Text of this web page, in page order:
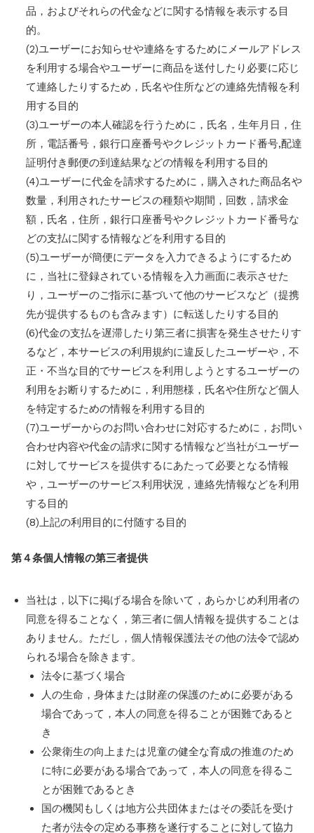
品，およびそれらの代金などに関する情報を表示する目
的。
(2)ユーザーにお知らせや連絡をするためにメールアドレス
を利用する場合やユーザーに商品を送付したり必要に応じ
て連絡したりするため，氏名や住所などの連絡先情報を利
用する目的
(3)ユーザーの本人確認を行うために，氏名，生年月日，住
所，電話番号，銀行口座番号やクレジットカード番号,配達
証明付き郵便の到達結果などの情報を利用する目的
(4)ユーザーに代金を請求するために，購入された商品名や
数量，利用されたサービスの種類や期間，回数，請求金
額，氏名，住所，銀行口座番号やクレジットカード番号な
どの支払に関する情報などを利用する目的
(5)ユーザーが簡便にデータを入力できるようにするため
に，当社に登録されている情報を入力画面に表示させた
り，ユーザーのご指示に基づいて他のサービスなど（提携
先が提供するものも含みます）に転送したりする目的
(6)代金の支払を遅滞したり第三者に損害を発生させたりす
るなど，本サービスの利用規約に違反したユーザーや，不
正・不当な目的でサービスを利用しようとするユーザーの
利用をお断りするために，利用態様，氏名や住所など個人
を特定するための情報を利用する目的
(7)ユーザーからのお問い合わせに対応するために，お問い
合わせ内容や代金の請求に関する情報など当社がユーザー
に対してサービスを提供するにあたって必要となる情報
や，ユーザーのサービス利用状況，連絡先情報などを利用
する目的
(8)上記の利用目的に付随する目的
第４条個人情報の第三者提供
当社は，以下に掲げる場合を除いて，あらかじめ利用者の
同意を得ることなく，第三者に個人情報を提供することは
ありません。ただし，個人情報保護法その他の法令で認め
られる場合を除きます。
法令に基づく場合
人の生命，身体または財産の保護のために必要がある
場合であって，本人の同意を得ることが困難であると
き
公衆衛生の向上または児童の健全な育成の推進のため
に特に必要がある場合であって，本人の同意を得るこ
とが困難であるとき
国の機関もしくは地方公共団体またはその委託を受け
た者が法令の定める事務を遂行することに対して協力